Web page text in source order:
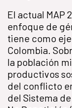
El actual MAP
enfoque de
tiene como
Colombia.
la población
productivos
del conflicto
del Sistema